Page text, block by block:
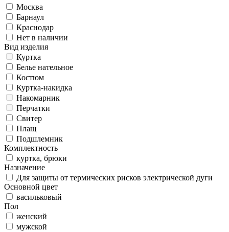
Москва
Барнаул
Краснодар
Нет в наличии
Вид изделия
Куртка
Белье нательное
Костюм
Куртка-накидка
Накомарник
Перчатки
Свитер
Плащ
Подшлемник
Комплектность
куртка, брюки
Назначение
Для защиты от термических рисков электрической дуги
Основной цвет
васильковый
Пол
женский
мужской